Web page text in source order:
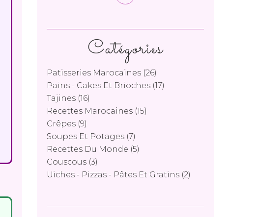
Catégories
Patisseries Marocaines (26)
Pains - Cakes Et Brioches (17)
Tajines (16)
Recettes Marocaines (15)
Crêpes (9)
Soupes Et Potages (7)
Recettes Du Monde (5)
Couscous (3)
Uiches - Pizzas - Pâtes Et Gratins (2)